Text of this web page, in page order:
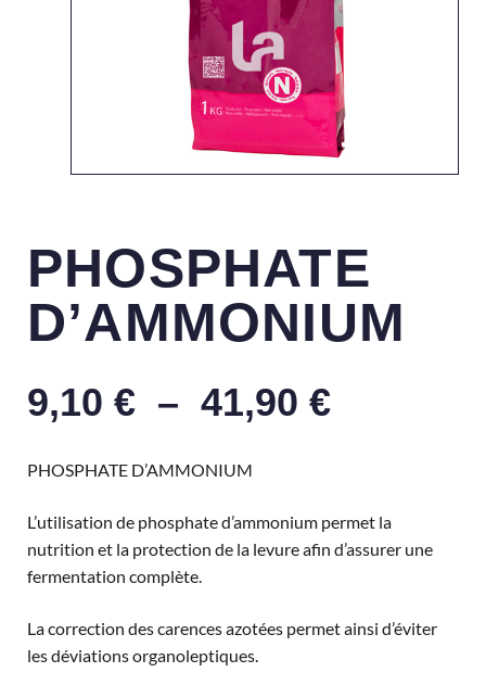
PHOSPHATE
D’AMMONIUM
9,10 € – 41,90 €
PHOSPHATE D’AMMONIUM
L’utilisation de phosphate d’ammonium permet la
nutrition et la protection de la levure afin d’assurer une
fermentation complète.
La correction des carences azotées permet ainsi d’éviter
les déviations organoleptiques.